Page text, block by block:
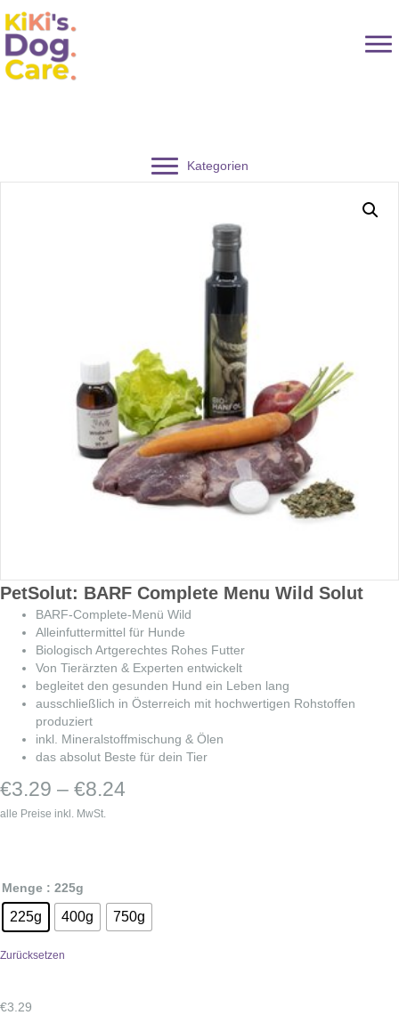
Kategorien
PetSolut: BARF Complete Menu Wild Solut
BARF-Complete-Menü Wild
Alleinfuttermittel für Hunde
Biologisch Artgerechtes Rohes Futter
Von Tierärzten & Experten entwickelt
begleitet den gesunden Hund ein Leben lang
ausschließlich in Österreich mit hochwertigen Rohstoffen
produziert
inkl. Mineralstoffmischung & Ölen
das absolut Beste für dein Tier
€3.29 – €8.24
alle Preise inkl. MwSt.
Menge : 225g
225g 400g 750g
Zurücksetzen
€3.29